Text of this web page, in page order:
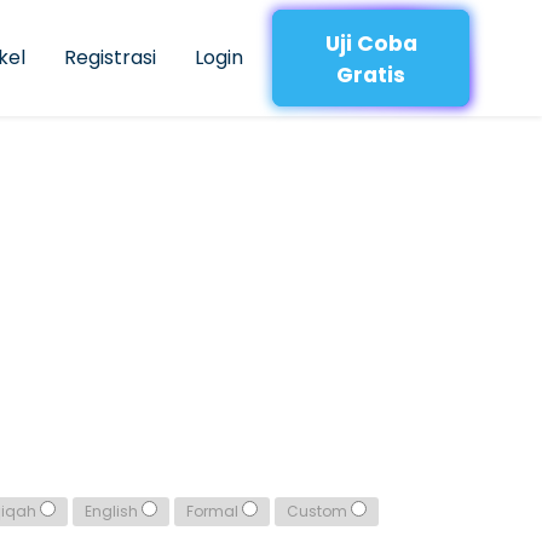
Registrasi Login
Uji Coba
Gratis
English Formal Custom